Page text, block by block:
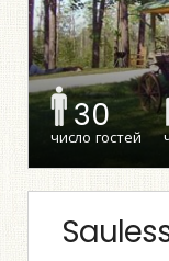
30
число гостей